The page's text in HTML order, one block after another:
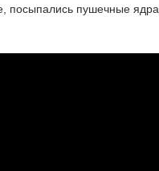
посыпались пушечные ядра.